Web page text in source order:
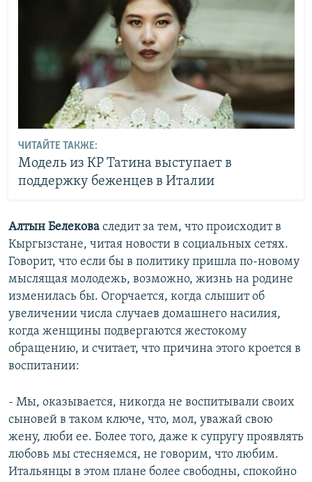
ЧИТАЙТЕ ТАКЖЕ:
Модель из КР Татина выступает в
поддержку беженцев в Италии
Алтын Белекова следит за тем, что происходит в
Кыргызстане, читая новости в социальных сетях.
Говорит, что если бы в политику пришла по-новому
мыслящая молодежь, возможно, жизнь на родине
изменилась бы. Огорчается, когда слышит об
увеличении числа случаев домашнего насилия,
когда женщины подвергаются жестокому
обращению, и считает, что причина этого кроется в
воспитании:
- Мы, оказывается, никогда не воспитывали своих
сыновей в таком ключе, что, мол, ​уважай свою
жену, люби ее. Более того, даже к супругу проявлять
любовь мы стесняемся, не говорим, что любим.
Итальянцы в этом плане более свободны, спокойно